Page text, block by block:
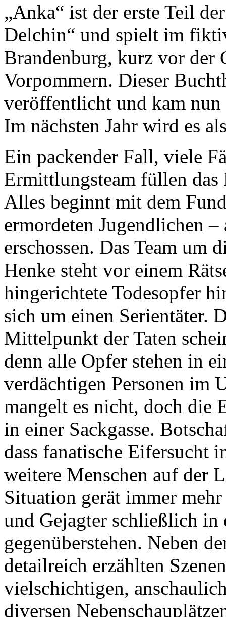
„Anka“ ist der erste Teil
Delchin“ und spielt im
Brandenburg, kurz vor der
Vorpommern. Dieser
veröffentlicht und kam nun
Im nächsten Jahr wird es
Ein packender Fall, viele
Ermittlungsteam füllen
Alles beginnt mit dem
ermordeten Jugendlichen
erschossen. Das Team um
Henke steht vor einem
hingerichtete Todesopfer
sich um einen Serientäter.
Mittelpunkt der Taten
denn alle Opfer stehen in
verdächtigen Personen im
mangelt es nicht, doch die
in einer Sackgasse.
dass fanatische Eifersucht
weitere Menschen auf der
Situation gerät immer
und Gejagter schließlich in
gegenüberstehen. Neben
detailreich erzählten
vielschichtigen,
diversen